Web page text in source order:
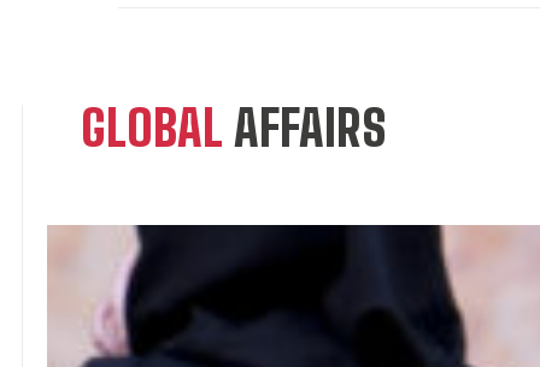
GLOBAL AFFAIRS